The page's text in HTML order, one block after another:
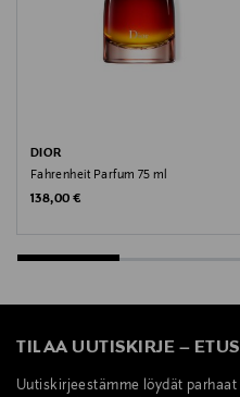
Digitaalinen osoite
contactdioreu@dior.com
DIOR
Fahrenheit Parfum 75 ml
Original Price
138,00 €
TILAA UUTISKIRJE –
Uutiskirjeestämme löydät